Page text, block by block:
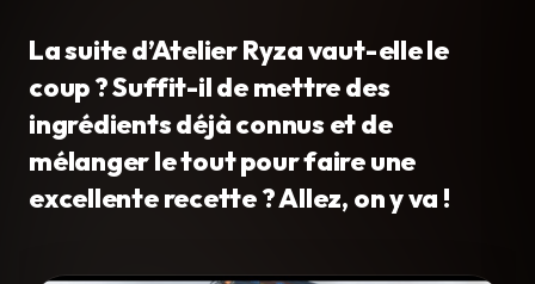
La suite d’Atelier Ryza vaut-elle le
coup ? Suffit-il de mettre des
ingrédients déjà connus et de
mélanger le tout pour faire une
excellente recette ? Allez, on y va !